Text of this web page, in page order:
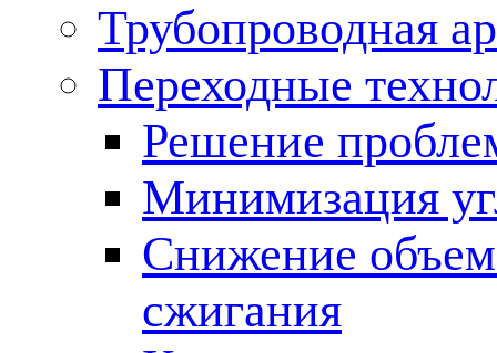
Трубопроводная
Переходные
Решение
Минимизация
Снижение
сжигания